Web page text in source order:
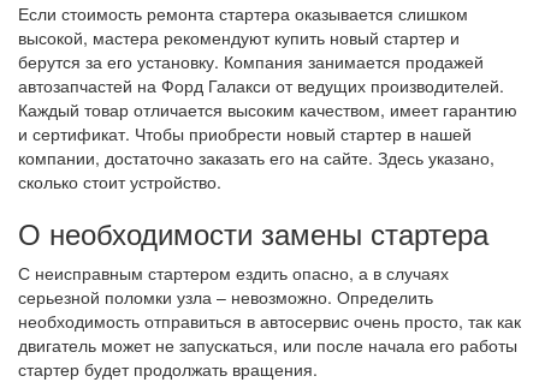
Если стоимость ремонта стартера оказывается слишком
высокой, мастера рекомендуют купить новый стартер и
берутся за его установку. Компания занимается продажей
автозапчастей на Форд Галакси от ведущих производителей.
Каждый товар отличается высоким качеством, имеет гарантию
и сертификат. Чтобы приобрести новый стартер в нашей
компании, достаточно заказать его на сайте. Здесь указано,
сколько стоит устройство.
О необходимости замены стартера
С неисправным стартером ездить опасно, а в случаях
серьезной поломки узла – невозможно. Определить
необходимость отправиться в автосервис очень просто, так как
двигатель может не запускаться, или после начала его работы
стартер будет продолжать вращения.